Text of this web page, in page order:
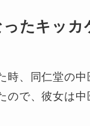
たキッカ
時、同仁堂の
で、彼女は中